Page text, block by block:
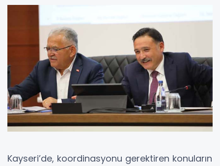
Kayseri’de, koordinasyonu gerektiren konuların